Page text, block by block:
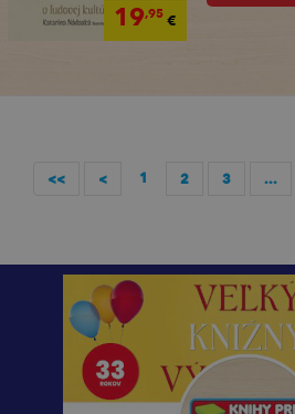
19,95€
<< < 1 2 3 ...